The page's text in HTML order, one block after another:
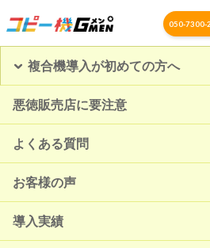
050-7300-
複合機導入が初めての方へ
悪徳販売店に要注意
よくある質問
お客様の声
導入実績